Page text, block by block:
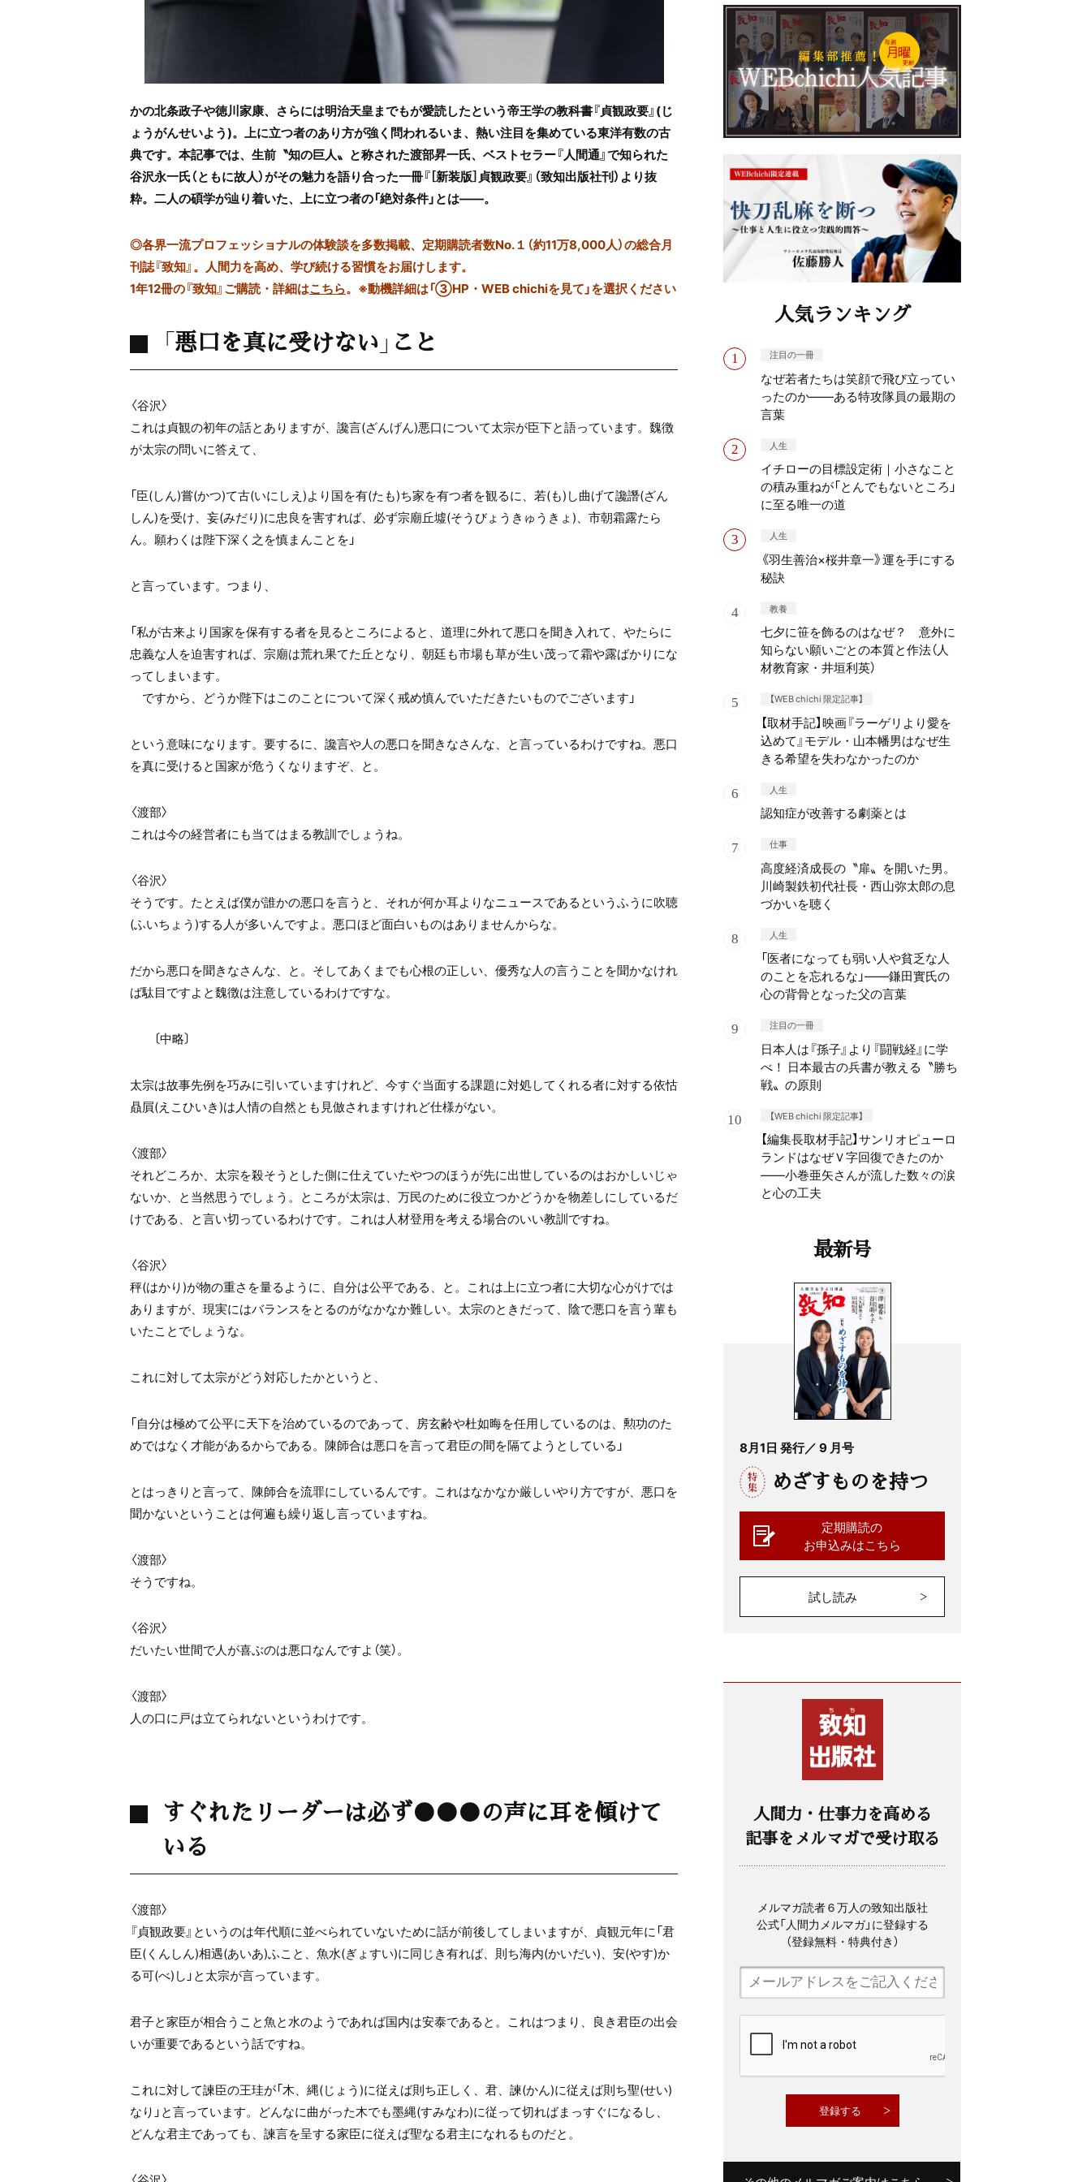
かの北条政子や徳川家康、さらには明治天皇までもが愛読したという帝王学の教科書『貞観政要』(じ
ょうがんせいよう)。上に立つ者のあり方が強く問われるいま、 熱い注目を集めている東洋有数の古
典です。本記事では、生前〝知の巨人〟と称された渡部昇一氏、ベストセラー『人間通』で知られた
谷沢永一氏（ともに故人）がその魅力を語り合った一冊『［新装版］貞観政要』（致知出版社刊）より抜
粋。二人の碩学が辿り着いた、上に立つ者の「絶対条件」とは——。
◎各界一流プロフェッショナルの体験談を多数掲載、定期購読者数No.１（約11万8,000人）の総合月
刊誌『致知』。人間力を高め、学び続ける習慣をお届けします。
1年12冊の『致知』ご購読・詳細はこちら。 ※動機詳細は「③HP・WEB chichiを見て」を選択ください
「悪口を真に受けない」こと
〈谷沢〉
これは貞観の初年の話とありますが、讒言(ざんげん)悪口について太宗が臣下と語っています。魏徴
が太宗の問いに答えて、
「臣(しん)嘗(かつ)て古(いにしえ)より国を有(たも)ち家を有つ者を観るに、若(も)し曲げて讒譖(ざん
しん)を受け、妄(みだり)に忠良を害すれば、必ず宗廟丘墟(そうびょうきゅうきょ)、市朝霜露たら
ん。願わくは陛下深く之を慎まんことを」
と言っています。つまり、
「私が古来より国家を保有する者を見るところによると、道理に外れて悪口を聞き入れて、やたらに
忠義な人を迫害すれば、宗廟は荒れ果てた丘となり、朝廷も市場も草が生い茂って霜や露ばかりにな
ってしまいます。
ですから、どうか陛下はこのことについて深く戒め慎んでいただきたいものでございます」
という意味になります。要するに、讒言や人の悪口を聞きなさんな、と言っているわけですね。悪口
を真に受けると国家が危うくなりますぞ、と。
〈渡部〉
これは今の経営者にも当てはまる教訓でしょうね。
〈谷沢〉
そうです。たとえば僕が誰かの悪口を言うと、それが何か耳よりなニュースであるというふうに吹聴
(ふいちょう)する人が多いんですよ。悪口ほど面白いものはありませんからな。
だから悪口を聞きなさんな、と。そしてあくまでも心根の正しい、優秀な人の言うことを聞かなけれ
ば駄目ですよと魏徴は注意しているわけですな。
〔中略〕
太宗は故事先例を巧みに引いていますけれど、今すぐ当面する課題に対処してくれる者に対する依怙
贔屓(えこひいき)は人情の自然とも見倣されますけれど仕様がない。
〈渡部〉
それどころか、太宗を殺そうとした側に仕えていたやつのほうが先に出世しているのはおかしいじゃ
ないか、と当然思うでしょう。ところが太宗は、万民のために役立つかどうかを物差しにしているだ
けである、と言い切っているわけです。これは人材登用を考える場合のいい教訓ですね。
〈谷沢〉
秤(はかり)が物の重さを量るように、自分は公平である、と。これは上に立つ者に大切な心がけでは
ありますが、現実にはバランスをとるのがなかなか難しい。太宗のときだって、陰で悪口を言う輩も
いたことでしょうな。
これに対して太宗がどう対応したかというと、
「自分は極めて公平に天下を治めているのであって、房玄齢や杜如晦を任用しているのは、勲功のた
めではなく才能があるからである。陳師合は悪口を言って君臣の間を隔てようとしている」
とはっきりと言って、陳師合を流罪にしているんです。これはなかなか厳しいやり方ですが、悪口を
聞かないということは何遍も繰り返し言っていますね。
〈渡部〉
そうですね。
〈谷沢〉
だいたい世間で人が喜ぶのは悪口なんですよ（笑）。
〈渡部〉
人の口に戸は立てられないというわけです。
すぐれたリーダーは必ず●●●の声に耳を傾けて
いる
〈渡部〉
『貞観政要』というのは年代順に並べられていないために話が前後してしまいますが、貞観元年に「君
臣(くんしん)相遇(あいあ)ふこと、魚水(ぎょすい)に同じき有れば、則ち海内(かいだい)、安(やす)か
る可(べ)し」と太宗が言っています。
君子と家臣が相合うこと魚と水のようであれば国内は安泰であると。これはつまり、良き君臣の出会
いが重要であるという話ですね。
これに対して諫臣の王珪が「木、縄(じょう)に従えば則ち正しく、君、諫(かん)に従えば則ち聖(せい)
なり」と言っています。どんなに曲がった木でも墨縄(すみなわ)に従って切ればまっすぐになるし、
どんな君主であっても、諫言を呈する家臣に従えば聖なる君主になれるものだと。
人気ランキング
注目の一冊
なぜ若者たちは笑顔で飛び立ってい
ったのか——ある特攻隊員の最期の
言葉
人生
イチローの目標設定術｜小さなこと
の積み重ねが「とんでもないところ」
に至る唯一の道
人生
《羽生善治×桜井章一》運を手にする
秘訣
教養
七夕に笹を飾るのはなぜ？ 意外に
知らない願いごとの本質と作法（人
材教育家・井垣利英）
【WEB chichi 限定記事】
【取材手記】映画『ラーゲリより愛を
込めて』モデル・山本幡男はなぜ生
きる希望を失わなかったのか
人生
認知症が改善する劇薬とは
仕事
高度経済成長の〝扉〟を開いた男。
川崎製鉄初代社長・西山弥太郎の息
づかいを聴く
人生
「医者になっても弱い人や貧乏な人
のことを忘れるな」——鎌田實氏の
心の背骨となった父の言葉
注目の一冊
日本人は『孫子』より『闘戦経』に学
べ！ 日本最古の兵書が教える〝勝ち
戦〟の原則
【WEB chichi 限定記事】
【編集長取材手記】サンリオピューロ
ランドはなぜＶ字回復できたのか
——小巻亜矢さんが流した数々の涙
と心の工夫
最新号
8月1日 発行／ 9 月号
めざすものを持つ
定期購読の
お申込みはこちら
試し読み
人間力・仕事力を高める
記事をメルマガで受け取る
メルマガ読者６万人の致知出版社
公式「人間力メルマガ」に登録する
（登録無料・特典付き）